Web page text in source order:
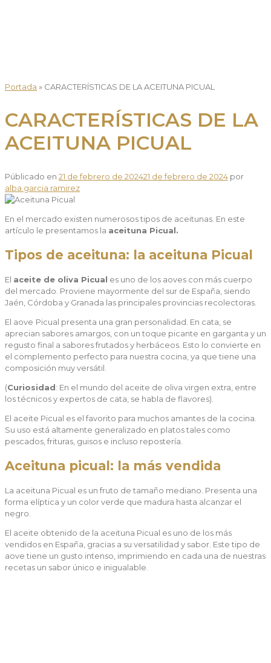
Portada » CARACTERÍSTICAS DE LA ACEITUNA PICUAL
CARACTERÍSTICAS DE LA
ACEITUNA PICUAL
Públicado en 21 de febrero de 202421 de febrero de 2024 por
alba.garcia ramirez
En el mercado existen numerosos tipos de aceitunas. En este
artículo le presentamos la aceituna Picual.
Tipos de aceituna: la aceituna Picual
El aceite de oliva Picual es uno de los aoves con más cuerpo
del mercado. Proviene mayormente del sur de España, siendo
Jaén, Córdoba y Granada las principales provincias recolectoras.
El aove Picual presenta una gran personalidad. En cata, se
aprecian sabores amargos, con un toque picante en garganta y un
regusto final a sabores frutados y herbáceos. Esto lo convierte en
el complemento perfecto para nuestra cocina, ya que tiene una
composición muy versátil.
(Curiosidad: En el mundo del aceite de oliva virgen extra, entre
los técnicos y expertos de cata, se habla de flavores).
El aceite Picual es el favorito para muchos amantes de la cocina.
Su uso está altamente generalizado en platos tales como
pescados, frituras, guisos e incluso repostería.
Aceituna picual: la más vendida
La aceituna Picual es un fruto de tamaño mediano. Presenta una
forma elíptica y un color verde que madura hasta alcanzar el
negro.
El aceite obtenido de la aceituna Picual es uno de los más
vendidos en España, gracias a su versatilidad y sabor. Este tipo de
aove tiene un gusto intenso, imprimiendo en cada una de nuestras
recetas un sabor único e inigualable.